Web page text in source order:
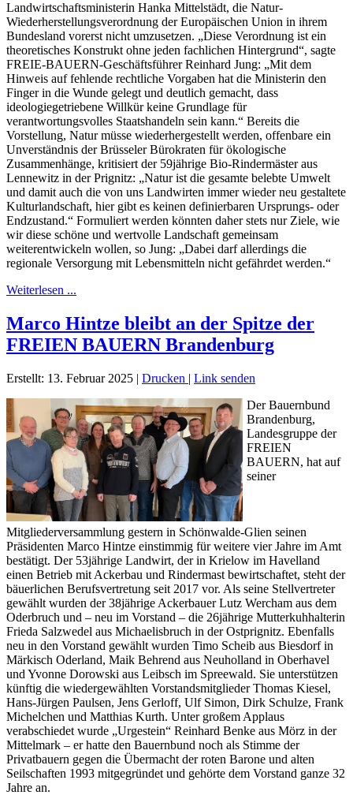
Landwirtschaftsministerin Hanka Mittelstädt, die Natur-
Wiederherstellungsverordnung der Europäischen Union in ihrem
Bundesland vorerst nicht umzusetzen. „Diese Verordnung ist ein
theoretisches Konstrukt ohne jeden fachlichen Hintergrund“, sagte
FREIE-BAUERN-Geschäftsführer Reinhard Jung: „Mit dem
Hinweis auf fehlende rechtliche Vorgaben hat die Ministerin den
Finger in die Wunde gelegt und deutlich gemacht, dass
ideologiegetriebene Willkür keine Grundlage für
verantwortungsvolles Staatshandeln sein kann.“ Bereits die
Vorstellung, Natur müsse wiederhergestellt werden, offenbare ein
Unverständnis der Brüsseler Bürokraten für ökologische
Zusammenhänge, kritisiert der 59jährige Bio-Rindermäster aus
Lennewitz in der Prignitz: „Natur ist die gesamte belebte Umwelt
und damit auch die von uns Landwirten immer wieder neu gestaltete
Kulturlandschaft, hier gibt es keinen definierbaren Ursprungs- oder
Endzustand.“ Formuliert werden könnten daher stets nur Ziele, wie
wir diese schöne und wertvolle Landschaft gemeinsam
weiterentwickeln wollen, so Jung: „Dabei darf allerdings die
regionale Versorgung mit Lebensmitteln nicht gefährdet werden.“
Weiterlesen ...
Marco Hintze bleibt an der Spitze der
FREIEN BAUERN Brandenburg
Erstellt: 13. Februar 2025 | Drucken | Link senden
Der Bauernbund
Brandenburg,
Landesgruppe der
FREIEN
BAUERN, hat auf
seiner
Mitgliederversammlung gestern in Schönwalde-Glien seinen
Präsidenten Marco Hintze einstimmig für weitere vier Jahre im Amt
bestätigt. Der 53jährige Landwirt, der in Krielow im Havelland
einen Betrieb mit Ackerbau und Rindermast bewirtschaftet, steht der
bäuerlichen Berufsvertretung seit 2017 vor. Als seine Stellvertreter
gewählt wurden der 38jährige Ackerbauer Lutz Wercham aus dem
Oderbruch und – neu im Vorstand – die 26jährige Mutterkuhhalterin
Frieda Salzwedel aus Michaelisbruch in der Ostprignitz. Ebenfalls
neu in den Vorstand gewählt wurden Timo Scheib aus Biesdorf in
Märkisch Oderland, Maik Behrend aus Neuholland in Oberhavel
und Yvonne Dorowski aus Leibsch im Spreewald. Sie unterstützen
künftig die wiedergewählten Vorstandsmitglieder Thomas Kiesel,
Hans-Jürgen Paulsen, Jens Gerloff, Ulf Simon, Dirk Schulze, Frank
Michelchen und Matthias Kurth. Unter großem Applaus
verabschiedet wurde „Urgestein“ Reinhard Benke aus Mörz in der
Mittelmark – er hatte den Bauernbund noch als Stimme der
Privatbauern gegen die Übermacht der roten Barone und alten
Seilschaften 1993 mitgegründet und gehörte dem Vorstand ganze 32
Jahre an.